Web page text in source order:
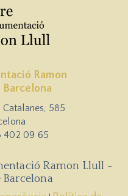
Ramon
585
402 09 65
Ramon Llull -